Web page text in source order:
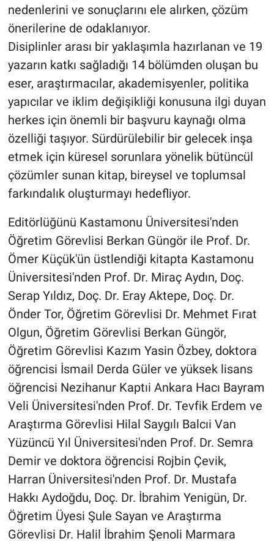
nedenlerini ve sonuçlarını ele alırken, çözüm
önerilerine de odaklanıyor.
Disiplinler arası bir yaklaşımla hazırlanan ve 19
yazarın katkı sağladığı 14 bölümden oluşan bu
eser, araştırmacılar, akademisyenler, politika
yapıcılar ve iklim değişikliği konusuna ilgi duyan
herkes için önemli bir başvuru kaynağı olma
özelliği taşıyor. Sürdürülebilir bir gelecek inşa
etmek için küresel sorunlara yönelik bütüncül
çözümler sunan kitap, bireysel ve toplumsal
farkındalık oluşturmayı hedefliyor.
Editörlüğünü Kastamonu Üniversitesi'nden
Öğretim Görevlisi Berkan Güngör ile Prof. Dr.
Ömer Küçük'ün üstlendiği kitapta Kastamonu
Üniversitesi'nden Prof. Dr. Miraç Aydın, Doç.
Serap Yıldız, Doç. Dr. Eray Aktepe, Doç. Dr.
Önder Tor, Öğretim Görevlisi Dr. Mehmet Fırat
Olgun, Öğretim Görevlisi Berkan Güngör,
Öğretim Görevlisi Kazım Yasin Özbey, doktora
öğrencisi İsmail Derda Güler ve yüksek lisans
öğrencisi Nezihanur Kaptıi Ankara Hacı Bayram
Veli Üniversitesi'nden Prof. Dr. Tevfik Erdem ve
Araştırma Görevlisi Hilal Saygılı Balcıi Van
Yüzüncü Yıl Üniversitesi'nden Prof. Dr. Semra
Demir ve doktora öğrencisi Rojbin Çevik,
Harran Üniversitesi'nden Prof. Dr. Mustafa
Hakkı Aydoğdu, Doç. Dr. İbrahim Yenigün, Dr.
Öğretim Üyesi Şule Sayan ve Araştırma
Görevlisi Dr. Halil İbrahim Şenoli Marmara